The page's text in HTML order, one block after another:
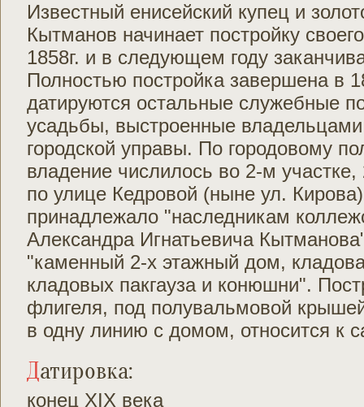
Известный енисейский купец и
Кытманов начинает постройку
1858г. и в следующем году
Полностью постройка завершена в
датируются остальные служебные
усадьбы, выстроенные
городской управы. По городовому
владение числилось во 2-м участке,
по улице Кедровой (ныне ул.
принадлежало "наследникам
Александра Игнатьевича
"каменный 2-х этажный дом,
кладовых пакгауза и конюшни".
флигеля, под полувальмовой
в одну линию с домом, относится к
Датировка:
конец XIX века